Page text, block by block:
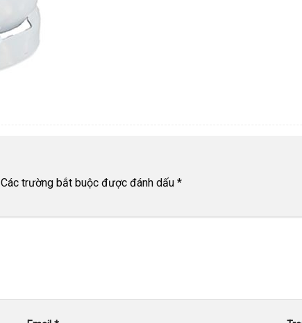
Các trường bắt buộc được đánh dấu *